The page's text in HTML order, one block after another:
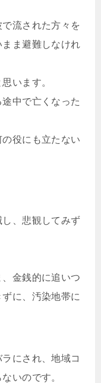
流された方々を
ま避難しなけれ
います。
中で亡くなった
役にも立たない
、悲観してみず
金銭的に追いつ
に、汚染地帯に
にされ、地域コ
いのです。